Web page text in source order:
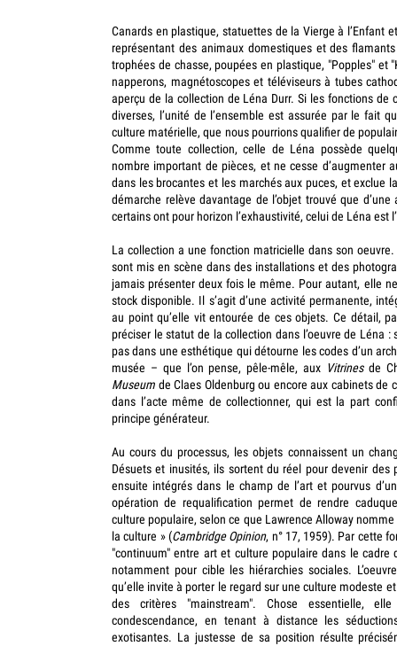
Canards en plastique, statuettes de la Vierge à l’Enfant
représentant des animaux domestiques et des
trophées de chasse, poupées en plastique, "Popples" et
napperons, magnétoscopes et téléviseurs à tubes
aperçu de la collection de Léna Durr. Si les fonctions de
diverses, l’unité de l’ensemble est assurée par le fait
culture matérielle, que nous pourrions qualifier de
Comme toute collection, celle de Léna possède
nombre important de pièces, et ne cesse d’augmenter
dans les brocantes et les marchés aux puces, et exclue
démarche relève davantage de l’objet trouvé que
certains ont pour horizon l’exhaustivité, celui de Léna est
La collection a une fonction matricielle dans son
sont mis en scène dans des installations et des
jamais présenter deux fois le même. Pour autant, elle
stock disponible. Il s’agit d’une activité permanente,
au point qu’elle vit entourée de ces objets. Ce détail,
préciser le statut de la collection dans l’oeuvre de Léna
pas dans une esthétique qui détourne les codes d’un
musée – que l’on pense, pêle-mêle, aux Vitrinesde
Museum de Claes Oldenburg ou encore aux cabinets de
dans l’acte même de collectionner, qui est la part
principe générateur.
Au cours du processus, les objets connaissent un
Désuets et inusités, ils sortent du réel pour devenir des
ensuite intégrés dans le champ de l’art et pourvus
opération de requalification permet de rendre
culture populaire, selon ce que Lawrence Alloway
la culture » (Cambridge Opinion, n° 17, 1959). Par cette
"continuum" entre art et culture populaire dans le cadre
notamment pour cible les hiérarchies sociales.
qu’elle invite à porter le regard sur une culture modeste
des critères "mainstream". Chose essentielle,
condescendance, en tenant à distance les
exotisantes. La justesse de sa position résulte